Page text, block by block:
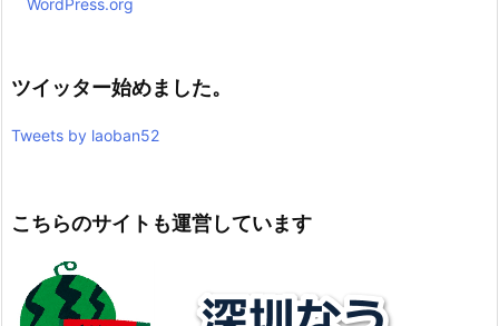
WordPress.org
ツイッター始めました。
Tweets by laoban52
こちらのサイトも運営しています